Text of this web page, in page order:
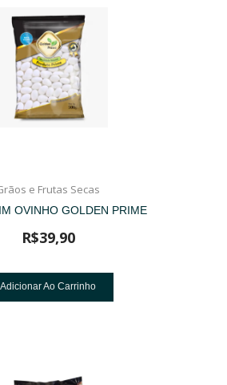
e Frutas Secas
OVINHO GOLDEN PRIME
R$39,90
Adicionar Ao Carrinho